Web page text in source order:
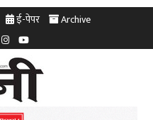
ई-पेपर Archive